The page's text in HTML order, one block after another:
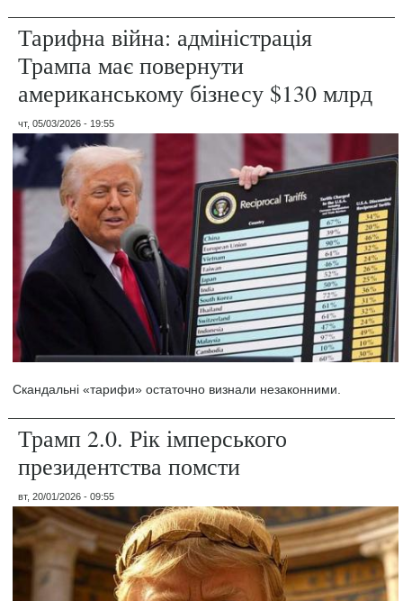
Тарифна війна: адміністрація
Трампа має повернути
американському бізнесу $130 млрд
чт, 05/03/2026 - 19:55
Скандальні «тарифи» остаточно визнали незаконними.
Трамп 2.0. Рік імперського
президентства помсти
вт, 20/01/2026 - 09:55